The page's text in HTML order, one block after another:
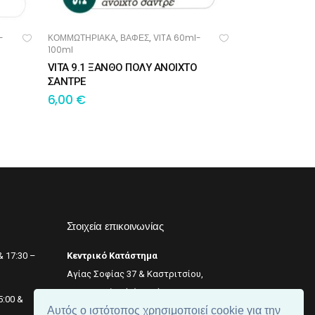
Αυτός ο ιστότοπος χρησιμοποιεί cookie για την
ΠΡΟΣΘΉΚΗ ΣΤΟ ΚΑΛΆΘΙ
ΚΟΜΜΩΤΗΡΙΑΚΑ, ΒΑΦΕΣ, VITA 60ml-
100ml
VITA 9.1 ΞΑΝΘΟ ΠΟΛΥ ΑΝΟΙΧΤΟ
ΣΑΝΤΡΕ
6,00 €
17:30 –
&
Στοιχεία επικοινωνίας
Κεντρικό Κατάστημα
Αγίας Σοφίας 37 & Καστριτσίου,
Θεσσαλονίκη (κέντρο),+2311 242 246